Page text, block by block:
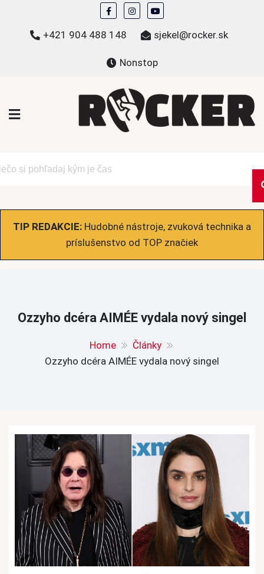
content
+421 904 488 148 sjekel@rocker.sk
Nonstop
TIP REDAKCIE: Hudobné nástroje, zvuková technika a
príslušenstvo od TOP značiek
Ozzyho dcéra AIMÉE vydala nový singel
Home
Články
Ozzyho dcéra AIMÉE vydala nový singel